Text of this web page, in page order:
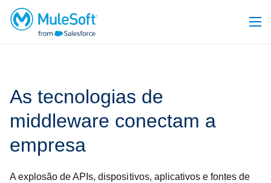
As tecnologias de
middleware conectam a
empresa
A explosão de APIs, dispositivos, aplicativos e fontes de